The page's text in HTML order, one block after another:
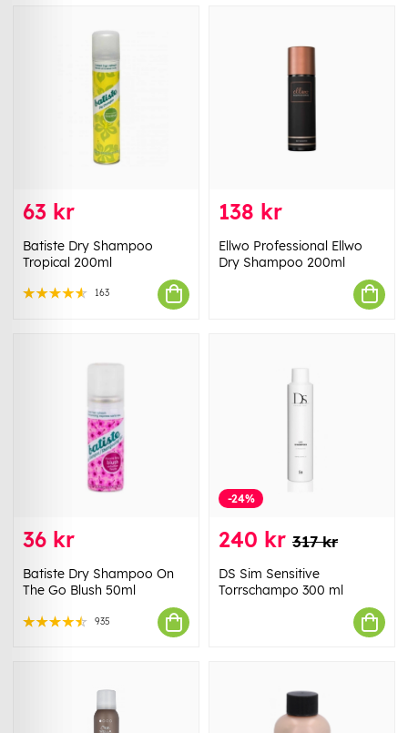
63 kr
Batiste Dry Shampoo
Tropical 200ml
163
138 kr
Ellwo Professional Ellwo
Dry Shampoo 200ml
36 kr
Batiste Dry Shampoo On
The Go Blush 50ml
935
-24%
240 kr 317 kr
DS Sim Sensitive
Torrschampo 300 ml